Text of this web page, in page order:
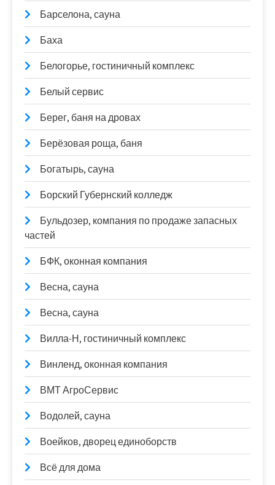
Барселона, сауна
Баха
Белогорье, гостиничный комплекс
Белый сервис
Берег, баня на дровах
Берёзовая роща, баня
Богатырь, сауна
Борский Губернский колледж
Бульдозер, компания по продаже запасных
частей
БФК, оконная компания
Весна, сауна
Весна, сауна
Вилла-Н, гостиничный комплекс
Винленд, оконная компания
ВМТ АгроСервис
Водолей, сауна
Воейков, дворец единоборств
Всё для дома